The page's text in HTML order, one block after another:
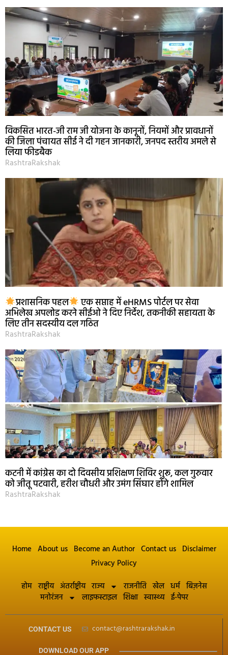
विकसित भारत-जी राम जी योजना के कानूनों, नियमों और प्रावधानों
की जिला पंचायत सीई ने दी गहन जानकारी, जनपद स्तरीय अमले से
लिया फीडबैक
RashtraRakshak
प्रशासनिक पहल एक सप्ताह में eHRMS पोर्टल पर सेवा
अभिलेख अपलोड करने सीईओ ने दिए निर्देश, तकनीकी सहायता के
लिए तीन सदस्यीय दल गठित
RashtraRakshak
कटनी में कांग्रेस का दो दिवसीय प्रशिक्षण शिविर शुरू, कल गुरुवार
को जीतू पटवारी, हरीश चौधरी और उमंग सिंघार होंगे शामिल
RashtraRakshak
Home About us Become an Author Contact us Disclaimer
Privacy Policy
होम राष्ट्रीय अंतर्राष्ट्रीय राज्य राजनीति खेल धर्म बिज़नेस
मनोरंजन
लाइफस्टाइल शिक्षा स्वास्थ्य ई-पेपर
CONTACT US contact@rashtrarakshak.in
DOWNLOAD OUR APP